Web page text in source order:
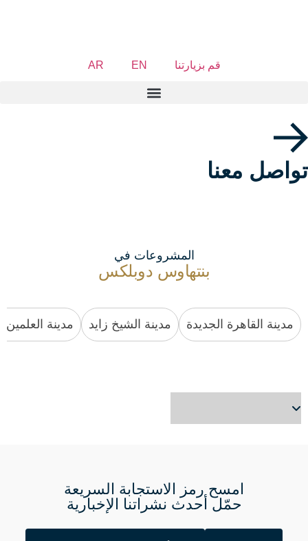
قم بزيارتنا EN
AR
تواصل معنا
المشروعات في
بنتهاوس دوبلكس
مدينة القاهرة الجديدة مدينة الشيخ زايد مدينة العلمين
امسح رمز الاستجابة السريعة
حمّل أحدث نشراتنا الإخبارية